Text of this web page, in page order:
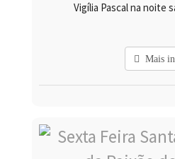
Vigília Pascal na noite
Mais